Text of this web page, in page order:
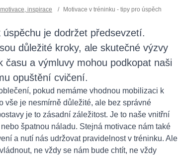
inspirace / Motivace v tréninku - tipy pro úspěch
je dodržet předsevzetí.
důležité kroky, ale skutečné výzvy
a výmluvy mohou podkopat naši
opuštění cvičení.
pokud nemáme vhodnou mobilizaci k
vše je nesmírně důležité, ale bez správné
je to zásadní záležitost. Je to naše vnitřní
špatnou náladu. Stejná motivace nám také
a nutí nás udržovat pravidelnost v tréninku. Ale
ne vždy se nám bude chtít, ne vždy